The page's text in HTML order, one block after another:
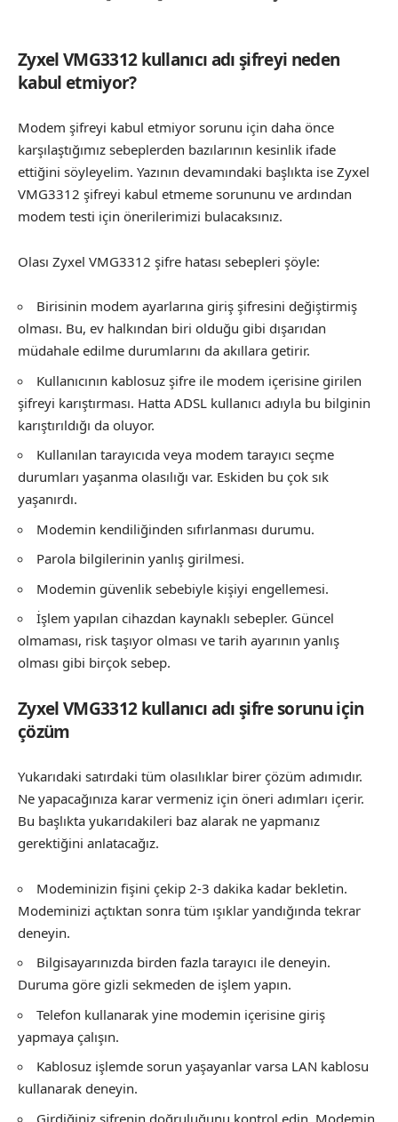
Zyxel VMG3312 kullanıcı adı şifreyi neden
kabul etmiyor?
Modem şifreyi kabul etmiyor sorunu için daha önce
karşılaştığımız sebeplerden bazılarının kesinlik ifade
ettiğini söyleyelim. Yazının devamındaki başlıkta ise Zyxel
VMG3312 şifreyi kabul etmeme sorununu ve ardından
modem testi için önerilerimizi bulacaksınız.
Olası Zyxel VMG3312 şifre hatası sebepleri şöyle:
Birisinin modem ayarlarına giriş şifresini değiştirmiş
olması. Bu, ev halkından biri olduğu gibi dışarıdan
müdahale edilme durumlarını da akıllara getirir.
Kullanıcının kablosuz şifre ile modem içerisine girilen
şifreyi karıştırması. Hatta ADSL kullanıcı adıyla bu bilginin
karıştırıldığı da oluyor.
Kullanılan tarayıcıda veya modem tarayıcı seçme
durumları yaşanma olasılığı var. Eskiden bu çok sık
yaşanırdı.
Modemin kendiliğinden sıfırlanması durumu.
Parola bilgilerinin yanlış girilmesi.
Modemin güvenlik sebebiyle kişiyi engellemesi.
İşlem yapılan cihazdan kaynaklı sebepler. Güncel
olmaması, risk taşıyor olması ve tarih ayarının yanlış
olması gibi birçok sebep.
Zyxel VMG3312 kullanıcı adı şifre sorunu için
çözüm
Yukarıdaki satırdaki tüm olasılıklar birer çözüm adımıdır.
Ne yapacağınıza karar vermeniz için öneri adımları içerir.
Bu başlıkta yukarıdakileri baz alarak ne yapmanız
gerektiğini anlatacağız.
Modeminizin fişini çekip 2-3 dakika kadar bekletin.
Modeminizi açtıktan sonra tüm ışıklar yandığında tekrar
deneyin.
Bilgisayarınızda birden fazla tarayıcı ile deneyin.
Duruma göre gizli sekmeden de işlem yapın.
Telefon kullanarak yine modemin içerisine giriş
yapmaya çalışın.
Kablosuz işlemde sorun yaşayanlar varsa LAN kablosu
kullanarak deneyin.
Girdiğiniz şifrenin doğruluğunu kontrol edin. Modemin